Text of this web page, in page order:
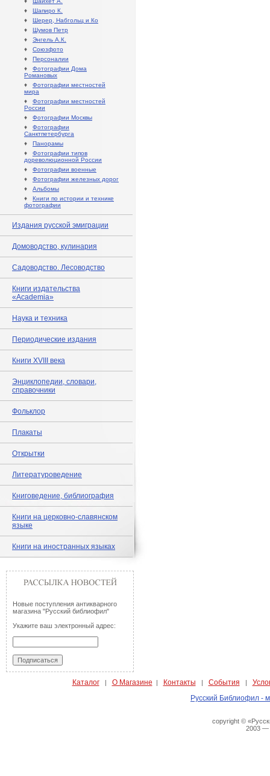
♦ Шапиро К.
♦ Шерер, Набгольц и Ко
♦ Шумов Петр
♦ Энгель А.К.
♦ Союзфото
♦ Персоналии
♦ Фотографии Дома
Романовых
♦ Фотографии местностей
мира
♦ Фотографии местностей
России
♦ Фотографии Москвы
♦ Фотографии
Санктпетербурга
♦ Панорамы
♦ Фотографии типов
дореволюционной России
♦ Фотографии военные
♦ Фотографии железных дорог
♦ Альбомы
♦ Книги по истории и технике
фотографии
Издания русской эмиграции
Домоводство, кулинария
Садоводство. Лесоводство
Книги издательства
«Academia»
Наука и техника
Периодические издания
Книги XVIII века
Энциклопедии, словари,
справочники
Фольклор
Плакаты
Открытки
Литературоведение
Книговедение, библиография
Книги на церковно-славянском
языке
Книги на иностранных языках
Новые поступления антикварного
магазина "Русский библиофил"
Укажите ваш электронный адрес:
Каталог| О Магазине | Контакты | События |
Русский Библиофил -
copyright ©
2003 —